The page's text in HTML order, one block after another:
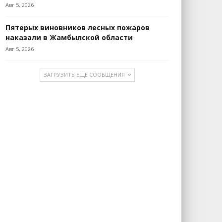
Авг 5, 2026
Пятерых виновников лесных пожаров
наказали в Жамбылской области
Авг 5, 2026
ЗАГРУЗИТЬ ЕЩЕ СООБЩЕНИЯ